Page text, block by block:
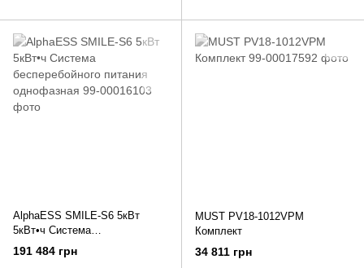
AlphaESS SMILE-S6 5кВт
5кВт•ч Система
бесперебойного питания
однофазная
191 484 грн
MUST PV18-1012VPM
Комплект
34 811 грн